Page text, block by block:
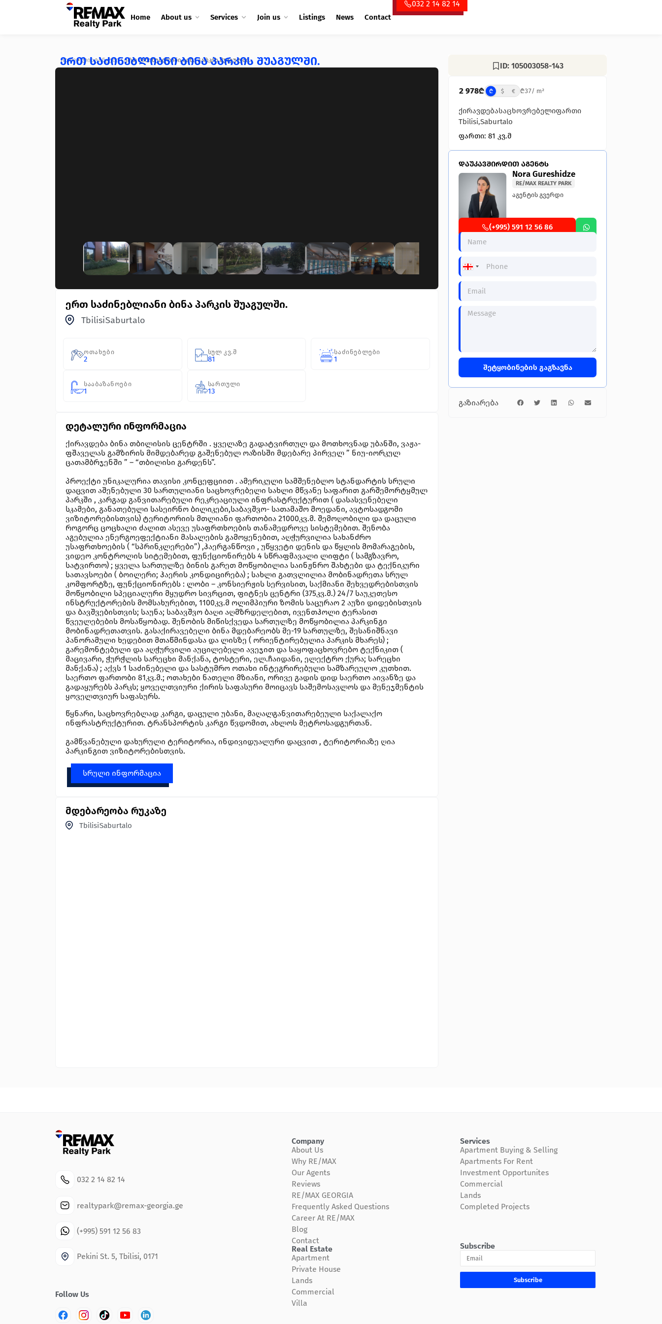
Home About us Services Join us Listings News Contact
032 2 14 82 14
Home•ლისტინგები•ერთ საძინებლიანი ბინა პარკის შუაგულში.
ერთ საძინებლიანი ბინა პარკის შუაგულში.
❮ ❯
ერთ საძინებლიანი ბინა პარკის შუაგულში.
TbilisiSaburtalo
ოთახები
2
სულ კვ.მ
81
საძინებლები
1
სააბაზანოები
1
სართული
13
დეტალური ინფორმაცია
ქირავდება ბინა თბილისის ცენტრში . ყველაზე გადატვირთულ და მოთხოვნად უბანში, ვაჟა-
ფშაველას გამზირის მიმდებარედ გაშენებულ ოაზისში მდებარე პირველ ” ნიუ-იორკულ
ცათამბრჯენში ” – “თბილისი გარდენს”.
პროექტი უნიკალურია თავისი კონცეფციით . ამერიკული სამშენებლო სტანდარტის სრული
დაცვით აშენებული 30 სართულიანი საცხოვრებელი სახლი მწვანე საფარით გარშემორტყმულ
პარკში , კარგად განვითარებული რეკრეაციული ინფრასტრუქტურით ( დასასვენებელი
სკამები, განათებული სასეირნო ბილიკები,საბავშვო- სათამაშო მოედანი, ავტოსადგომი
ვიზიტორებისთვის) ტერიტორიის მთლიანი ფართობია 21000კვ.მ. შემოღობილი და დაცული
როგორც ცოცხალი ძალით ასევე უსაფრთხოების თანამედროვე სისტემებით. შენობა
აგებულია ენერგოეფექტიანი მასალების გამოყენებით, აღჭურვილია სახანძრო
უსაფრთხოების ( “სპრინკლერები”) ,ჰაერგანწოვი , უწყვეტი დენის და წყლის მომარაგების,
ვიდეო კონტროლის სიტემებით, ფუნქციონირებს 4 სწრაფმავალი ლიფტი ( სამგზავრო,
სატვირთო) ; ყველა სართულზე ბინის გარეთ მოწყობილია საინჟნრო შახტები და ტექნიკური
სათავსოები ( ბოილერი; ჰაერის კონდიცირება) ; სახლი გათვლილია მობინადრეთა სრულ
კომფორტზე, ფუნქციონირებს : ლობი – კონსიერჟის სერვისით, საქმიანი შეხვედრებისთვის
მოწყობილი სპეციალური მყუდრო სივრცით, ფიტნეს ცენტრი (375კვ.მ.) 24/7 საუკეთესო
ინსტრუქტორების მომსახურებით, 1100კვ.მ ოლიმპიური ზომის საცურაო 2 აუზი დიდებისთვის
და ბავშვებისთვის; საუნა; საბავშვო ბაღი აღმზრდელებით, ივენთჰოლი ტერასით
წვეულებების მოსაწყობად. შენობის მიწისქვედა სართულზე მოწყობილია პარკინგი
მობინადრეთათვის. გასაქირავებელი ბინა მდებარეობს მე-19 სართულზე, შესანიშნავი
პანორამული ხედებით მთაწმინდასა და ლისზე ( ორიენტირებულია პარკის მხარეს) ;
გარემონტებული და აღჭურვილი აუცილებელი ავეჯით და საყოფაცხოვრებო ტექნიკით (
მაცივარი, ჭურჭლის სარეცხი მანქანა, ტოსტერი, ელ.ჩაიდანი, ელექტრო ქურა; სარეცხი
მანქანა) ; აქვს 1 საძინებელი და სასტუმრო ოთახი ინტეგრირებული სამზარეულო კუთხით.
საერთო ფართობი 81კვ.მ.; ოთახები ნათელი მზიანი, ორივე გადის დიდ საერთო აივანზე და
გადაყურებს პარკს; ყოველთვიური ქირის საფასური მოიცავს საშემოსავლოს და მენეჯმენტის
ყოველთვიურ საფასურს.
წყნარი, საცხოვრებლად კარგი, დაცული უბანი, მაღალგანვითარებეული საქალაქო
ინფრასტრუქტურით. ტრანსპორტის კარგი წვდომით, ახლოს მეტროსადგურთან.
გამწვანებული დახურული ტერიტორია, ინდივიდუალური დაცვით , ტერიტორიაზე ღია
პარკინგით ვიზიტორებისთვის.
სრული ინფორმაცია
მდებარეობა რუკაზე
TbilisiSaburtalo
ID: 105003058-143
2 978₾ ₾ $ € ₾37/ m²
ქირავდებასაცხოვრებელიფართი
Tbilisi,Saburtalo
ფართი: 81 კვ.მ
დაუკავშირდით აგენტს
Nora Gureshidze
RE/MAX REALTY PARK
აგენტის გვერდი
(+995) 591 12 56 86
G
5
შეტყობინების გაგზავნა
გაზიარება
032 2 14 82 14
realtypark@remax-georgia.ge
(+995) 591 12 56 83
Pekini St. 5, Tbilisi, 0171
Follow Us
Company
About Us
Why RE/MAX
Our Agents
Reviews
RE/MAX GEORGIA
Frequently Asked Questions
Career At RE/MAX
Blog
Contact
Real Estate
Apartment
Private House
Lands
Commercial
Villa
Services
Apartment Buying & Selling
Apartments For Rent
Investment Opportunites
Commercial
Lands
Completed Projects
Subscribe
Subscribe